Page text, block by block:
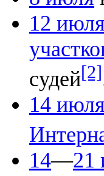
12 июля
судей[2]
14 июля
14—21